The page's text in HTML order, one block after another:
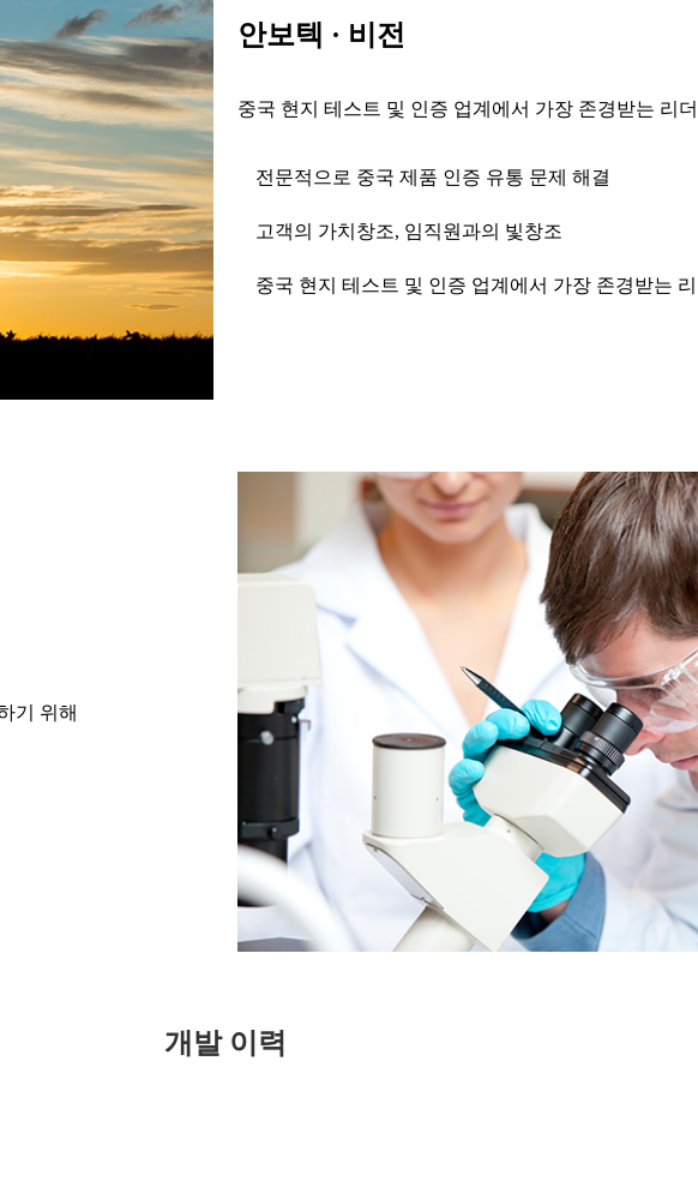
안보텍 · 비전
중국 현지 테스트 및 인증 업계에서 가장 존경받는 리
전문적으로 중국 제품 인증 유통 문제 해결
고객의 가치창조, 임직원과의 빛창조
중국 현지 테스트 및 인증 업계에서 가장 존경받는
기 위해
개발 이력